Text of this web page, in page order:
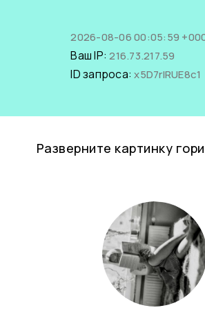
2026-08-06 00:05:59
Ваш IP:216.73.217.59
ID запроса:x5D7rIRUE8c1
Разверните картинку